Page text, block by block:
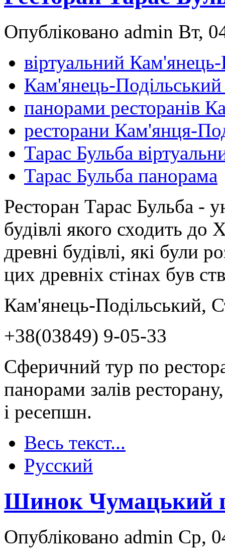
Опубліковано admin Вт,
віртуальний
Кам'янець-
панорами ресторанів
ресторани Кам'янця-
Тарас Бульба
Тарас Бульба панорама
Ресторан Тарас Бульба -
будівлі якого сходить до
древні будівлі, які були
цих древніх стінах був
Кам'янець-Подільський,
+38(03849) 9-05-33
Сферичний тур по
панорами залів
і ресепшн.
Весь текст...
Русский
Шинок Чумацький
Опубліковано admin Ср,